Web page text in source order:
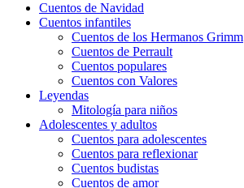
Cuentos de Navidad
Cuentos infantiles
Cuentos de los Hermanos Grimm
Cuentos de Perrault
Cuentos populares
Cuentos con Valores
Leyendas
Mitología para niños
Adolescentes y adultos
Cuentos para adolescentes
Cuentos para reflexionar
Cuentos budistas
Cuentos de amor